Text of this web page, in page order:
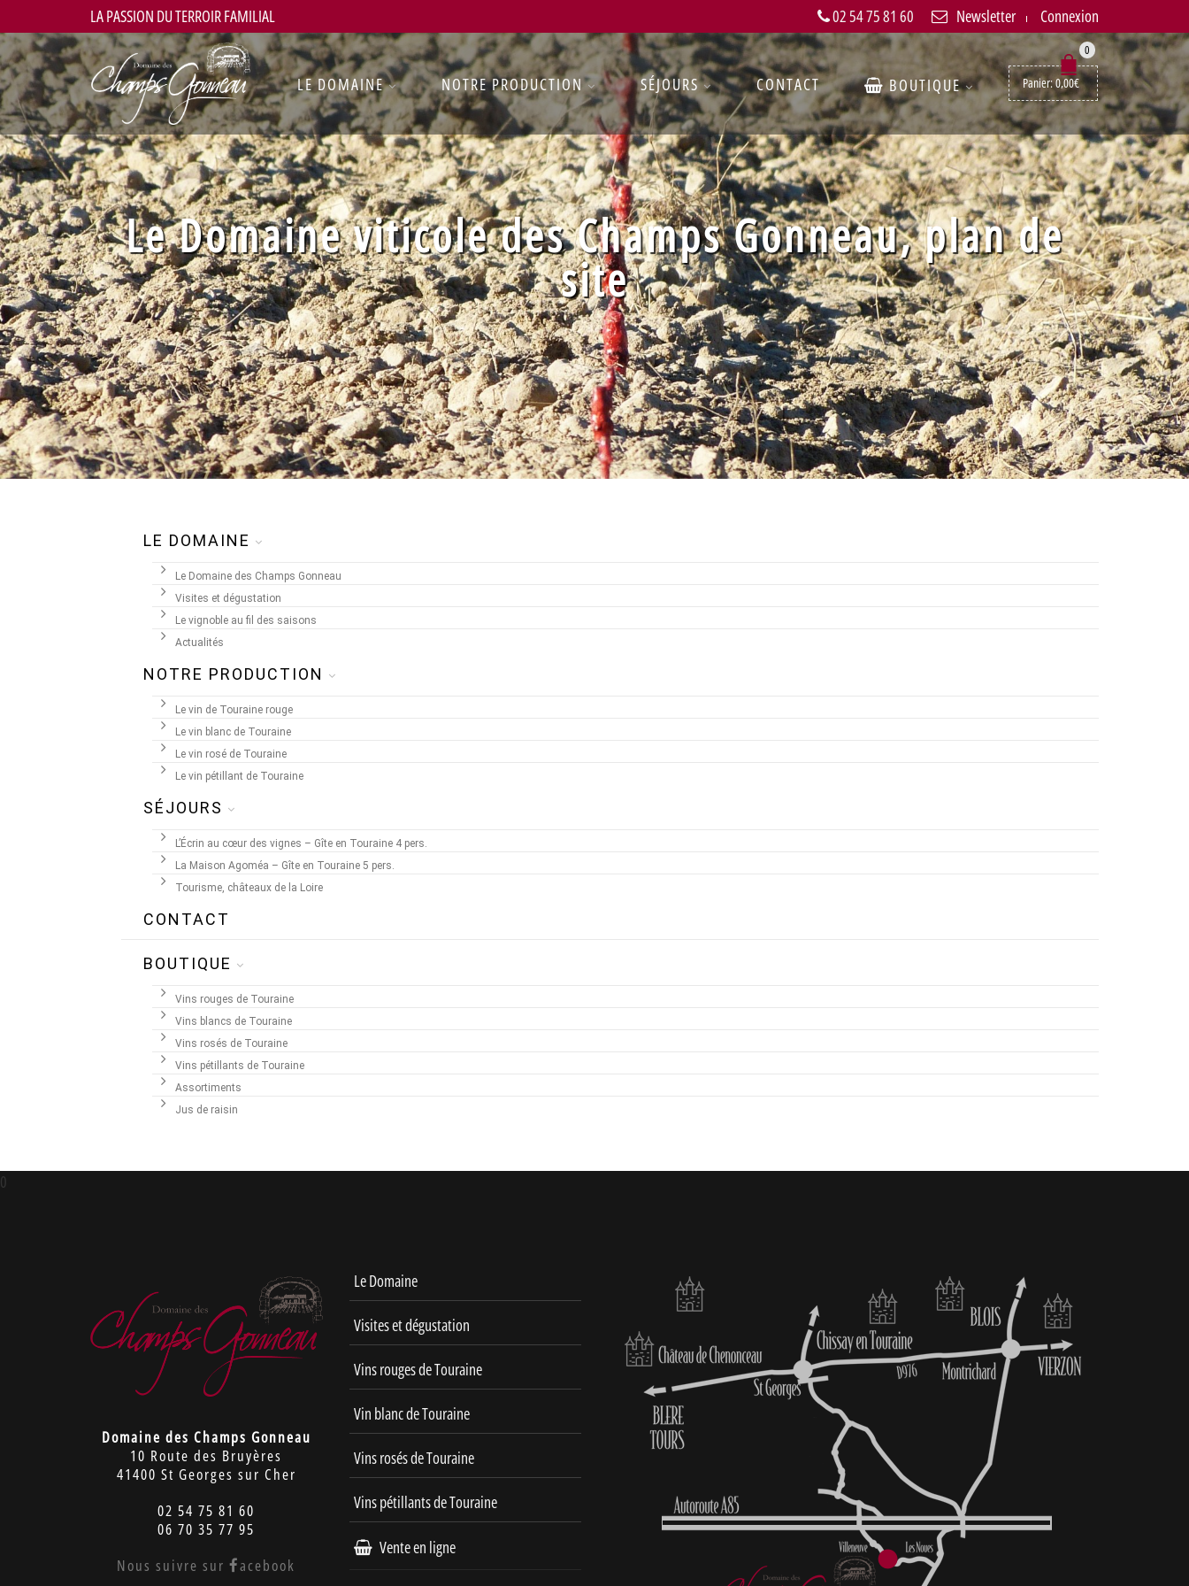
LA PASSION DU TERROIR FAMILIAL Newsletter Connexion
02 54 75 81 60
LE DOMAINE NOTRE PRODUCTION SÉJOURS CONTACT BOUTIQUE
0
Panier:0,00€
Le Domaine viticole des Champs Gonneau, plan de
site
LE DOMAINE
Le Domaine des Champs Gonneau
Visites et dégustation
Le vignoble au fil des saisons
Actualités
NOTRE PRODUCTION
Le vin de Touraine rouge
Le vin blanc de Touraine
Le vin rosé de Touraine
Le vin pétillant de Touraine
SÉJOURS
L’Écrin au cœur des vignes – Gîte en Touraine 4 pers.
La Maison Agoméa – Gîte en Touraine 5 pers.
Tourisme, châteaux de la Loire
CONTACT
BOUTIQUE
Vins rouges de Touraine
Vins blancs de Touraine
Vins rosés de Touraine
Vins pétillants de Touraine
Assortiments
Jus de raisin
0
Domaine des Champs Gonneau
10 Route des Bruyères
41400 St Georges sur Cher
02 54 75 81 60
06 70 35 77 95
Nous suivre sur acebook
Le Domaine
Visites et dégustation
Vins rouges de Touraine
Vin blanc de Touraine
Vins rosés de Touraine
Vins pétillants de Touraine
Vente en ligne